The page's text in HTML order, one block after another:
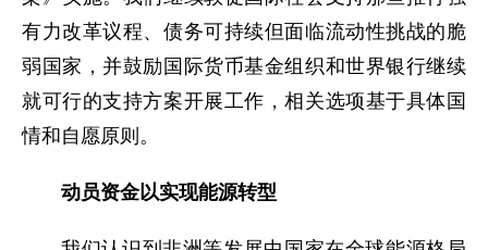
有力改革议程、债务可持续但面临流动性挑战的脆
弱国家，并鼓励国际货币基金组织和世界银行继续
就可行的支持方案开展工作，相关选项基于具体国
情和自愿原则。
动员资金以实现能源转型